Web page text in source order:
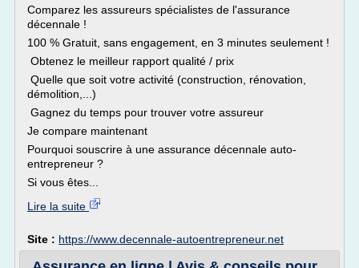
Comparez les assureurs spécialistes de l'assurance
décennale !
100 % Gratuit, sans engagement, en 3 minutes seulement !
Obtenez le meilleur rapport qualité / prix
Quelle que soit votre activité (construction, rénovation,
démolition,...)
Gagnez du temps pour trouver votre assureur
Je compare maintenant
Pourquoi souscrire à une assurance décennale auto-
entrepreneur ?
Si vous êtes...
Lire la suite
Site : https://www.decennale-autoentrepreneur.net